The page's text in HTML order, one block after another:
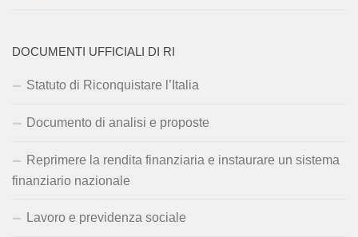
DOCUMENTI UFFICIALI DI RI
Statuto di Riconquistare l’Italia
Documento di analisi e proposte
Reprimere la rendita finanziaria e instaurare un sistema
finanziario nazionale
Lavoro e previdenza sociale